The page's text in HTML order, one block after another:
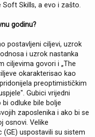
Skills, a evo i zašto.
godinu?
postavljeni ciljevi, uzrok
i uzrok nastanka
ciljevima govori i „The
okarakterisao kao
preoptimističkim
Gubici vrijedni
odluke bile bolje
zaposlenika i ako bi se
osnovi. Velike
uspostavili su sistem